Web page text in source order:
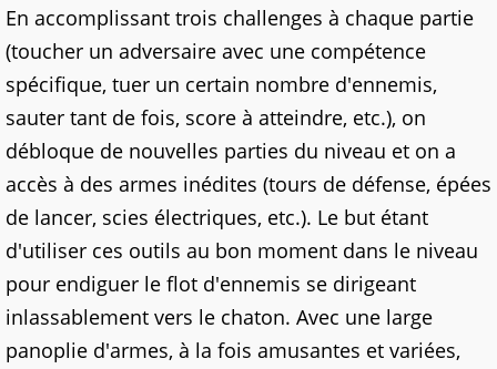
En accomplissant trois challenges à chaque partie
(toucher un adversaire avec une compétence
spécifique, tuer un certain nombre d'ennemis,
sauter tant de fois, score à atteindre, etc.), on
débloque de nouvelles parties du niveau et on a
accès à des armes inédites (tours de défense, épées
de lancer, scies électriques, etc.). Le but étant
d'utiliser ces outils au bon moment dans le niveau
pour endiguer le flot d'ennemis se dirigeant
inlassablement vers le chaton. Avec une large
panoplie d'armes, à la fois amusantes et variées,